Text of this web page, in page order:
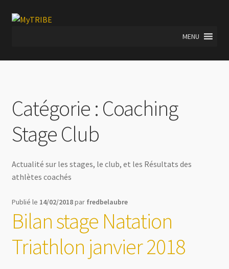
Aller
Aller
MENU
Catégorie : Coaching
Stage Club
Actualité sur les stages, le club, et les Résultats des
athlètes coachés
Publié le 14/02/2018par fredbelaubre
Bilan stage Natation
Triathlon janvier 2018